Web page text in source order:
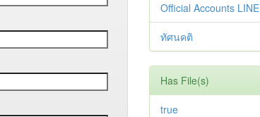
Official Accounts LINE
ทัศนคติ
Has File(s)
true